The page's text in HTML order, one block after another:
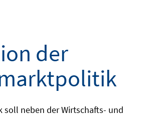
der
neben der Wirtschafts- und